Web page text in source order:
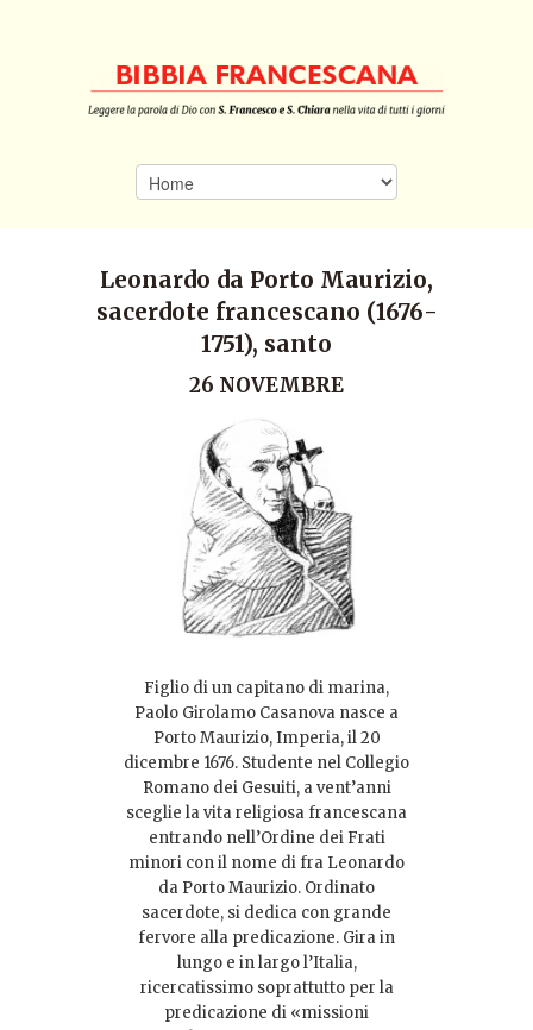
Leonardo da Porto Maurizio,
sacerdote francescano (1676-
1751), santo
26 NOVEMBRE
Figlio di un capitano di marina,
Paolo Girolamo Casanova nasce a
Porto Maurizio, Imperia, il 20
dicembre 1676. Studente nel Collegio
Romano dei Gesuiti, a vent’anni
sceglie la vita religiosa francescana
entrando nell’Ordine dei Frati
minori con il nome di fra Leonardo
da Porto Maurizio. Ordinato
sacerdote, si dedica con grande
fervore alla predicazione. Gira in
lungo e in largo l’Italia,
ricercatissimo soprattutto per la
predicazione di «missioni